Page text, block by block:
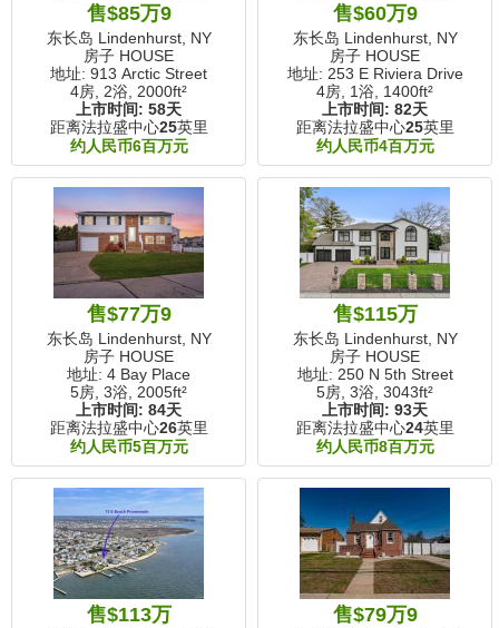
售$85万9
东长岛 Lindenhurst, NY
房子 HOUSE
地址: 913 Arctic Street
4房, 2浴, 2000ft²
上市时间: 58天
距离法拉盛中心25英里
约人民币6百万元
售$60万9
东长岛 Lindenhurst, NY
房子 HOUSE
地址: 253 E Riviera Drive
4房, 1浴, 1400ft²
上市时间: 82天
距离法拉盛中心25英里
约人民币4百万元
售$77万9
东长岛 Lindenhurst, NY
房子 HOUSE
地址: 4 Bay Place
5房, 3浴, 2005ft²
上市时间: 84天
距离法拉盛中心26英里
约人民币5百万元
售$115万
东长岛 Lindenhurst, NY
房子 HOUSE
地址: 250 N 5th Street
5房, 3浴, 3043ft²
上市时间: 93天
距离法拉盛中心24英里
约人民币8百万元
售$113万 售$79万9